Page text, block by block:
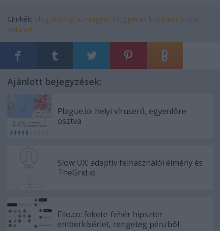
Címkék: blogok blog.hu magyar bloggerek kommuniti inda
indanet
Ajánlott bejegyzések:
Plague.io: helyi víruserő, egyenlőre
osztva
Slow UX: adaptív felhasználói élmény és
TheGrid.io
Ello.co: fekete-fehér hipszter
emberkísérlet, rengeteg pénzből